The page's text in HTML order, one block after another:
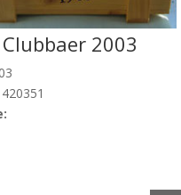
Clubbaer 2003
420351